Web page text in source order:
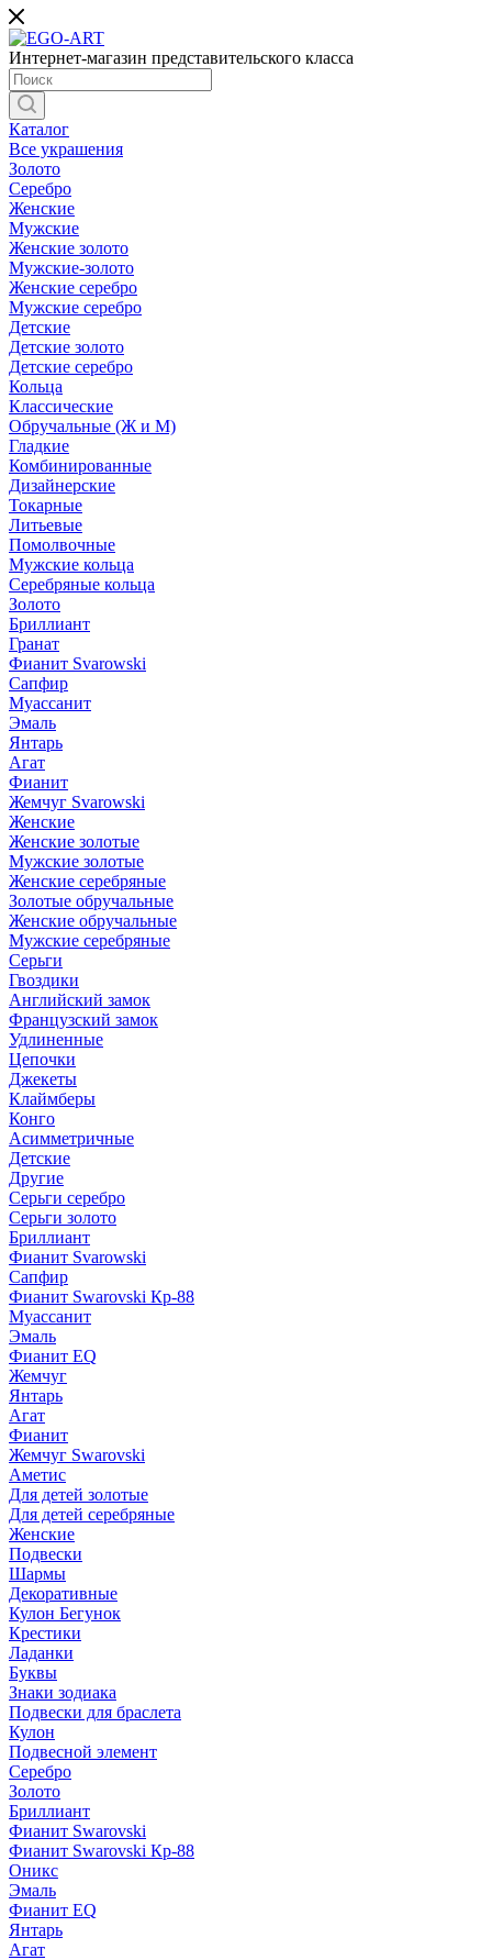
Интернет-магазин представительского класса
Каталог
Все украшения
Золото
Серебро
Женские
Мужские
Женские золото
Мужские-золото
Женские серебро
Мужские серебро
Детские
Детские золото
Детские серебро
Кольца
Классические
Обручальные (Ж и М)
Гладкие
Комбинированные
Дизайнерские
Токарные
Литьевые
Помолвочные
Мужские кольца
Серебряные кольца
Золото
Бриллиант
Гранат
Фианит Svarowski
Сапфир
Муассанит
Эмаль
Янтарь
Агат
Фианит
Жемчуг Svarowski
Женские
Женские золотые
Мужские золотые
Женские серебряные
Золотые обручальные
Женские обручальные
Мужские серебряные
Серьги
Гвоздики
Английский замок
Французский замок
Удлиненные
Цепочки
Джекеты
Клаймберы
Конго
Асимметричные
Детские
Другие
Серьги серебро
Серьги золото
Бриллиант
Фианит Svarowski
Сапфир
Фианит Swarovski Кр-88
Муассанит
Эмаль
Фианит EQ
Жемчуг
Янтарь
Агат
Фианит
Жемчуг Swarovski
Аметис
Для детей золотые
Для детей серебряные
Женские
Подвески
Шармы
Декоративные
Кулон Бегунок
Крестики
Ладанки
Буквы
Знаки зодиака
Подвески для браслета
Кулон
Подвесной элемент
Серебро
Золото
Бриллиант
Фианит Swarovski
Фианит Swarovski Кр-88
Оникс
Эмаль
Фианит EQ
Янтарь
Агат